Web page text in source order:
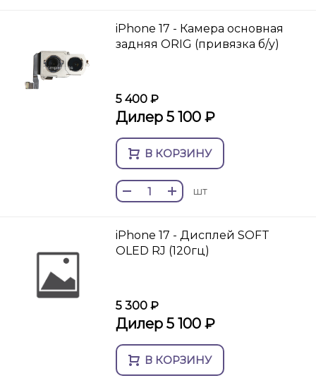
iPhone 17 - Камера основная
задняя ORIG (привязка б/у)
5 400 ₽
Дилер 5 100 ₽
В КОРЗИНУ
шт
iPhone 17 - Дисплей SOFT
OLED RJ (120гц)
5 300 ₽
Дилер 5 100 ₽
В КОРЗИНУ